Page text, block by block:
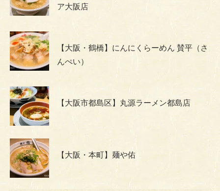
ア大阪店
【大阪・鶴橋】にんにくらーめん 賛平（さ
んぺい）
【大阪市都島区】丸源ラーメン都島店
【大阪・本町】麺や佑